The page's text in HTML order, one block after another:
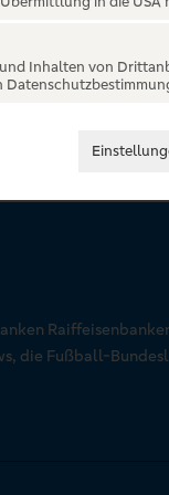
die Fußball-
Inhalten von